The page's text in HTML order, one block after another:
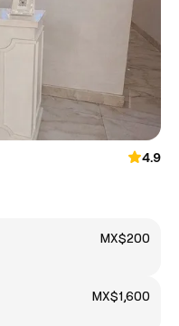
4.9
MX$200
MX$1,600